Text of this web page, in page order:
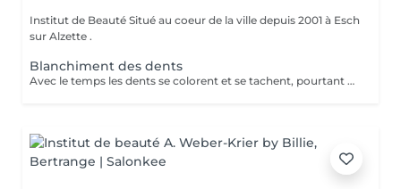
Institut de Beauté Situé au coeur de la ville depuis 2001 à Esch
sur Alzette .
Blanchiment des dents
Avec le temps les dents se colorent et se tachent, pourtant un joli sourire passe par des dents blanches. Parmi les nombreuses techniques existant sur le marché, le blanchiment des dents sans peroxyde vous garantit un résultat efficace et sans aucun danger. La séance de blanchiment, réalisée par un professionnel, dure entre 40 et 45minutes.